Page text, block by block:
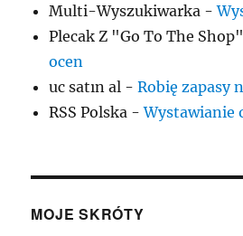
Multi-Wyszukiwarka -
Plecak Z "Go To The Shop"
ocen
uc satın al -Robię zapasy
RSS Polska -Wystawianie
MOJE SKRÓTY